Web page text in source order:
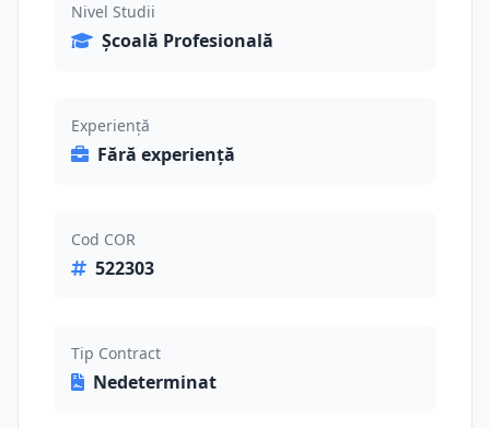
Nivel Studii
Școală Profesională
Experiență
Fără experiență
Cod COR
522303
Tip Contract
Nedeterminat